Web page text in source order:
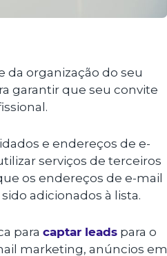
da organização do seu
garantir que seu convite
e endereços de e-
serviços de terceiros
os endereços de e-mail
adicionados à lista.
para captar leads para o
marketing, anúncios em